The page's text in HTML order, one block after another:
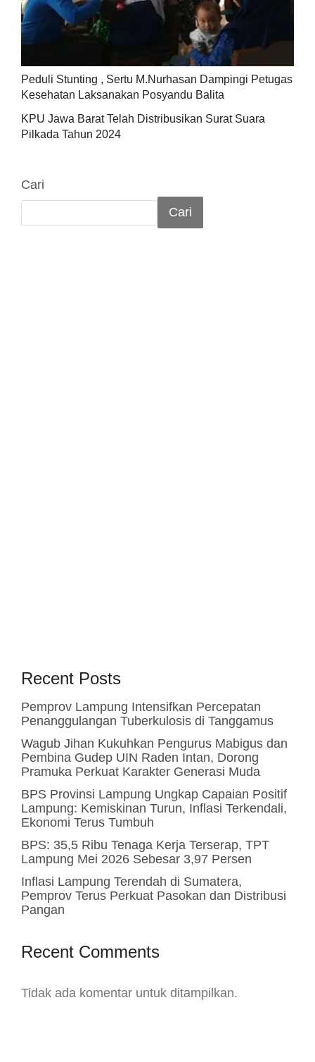
Peduli Stunting , Sertu M.Nurhasan Dampingi Petugas
Kesehatan Laksanakan Posyandu Balita
KPU Jawa Barat Telah Distribusikan Surat Suara
Pilkada Tahun 2024
Cari
Cari
Recent Posts
Pemprov Lampung Intensifkan Percepatan
Penanggulangan Tuberkulosis di Tanggamus
Wagub Jihan Kukuhkan Pengurus Mabigus dan
Pembina Gudep UIN Raden Intan, Dorong
Pramuka Perkuat Karakter Generasi Muda
BPS Provinsi Lampung Ungkap Capaian Positif
Lampung: Kemiskinan Turun, Inflasi Terkendali,
Ekonomi Terus Tumbuh
BPS: 35,5 Ribu Tenaga Kerja Terserap, TPT
Lampung Mei 2026 Sebesar 3,97 Persen
Inflasi Lampung Terendah di Sumatera,
Pemprov Terus Perkuat Pasokan dan Distribusi
Pangan
Recent Comments
Tidak ada komentar untuk ditampilkan.